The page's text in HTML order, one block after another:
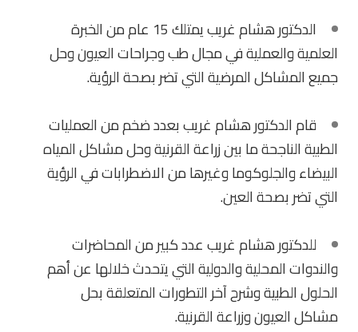
الدكتور هشام غريب يمتلك 15 عام من الخبرة
العلمية والعملية في مجال طب وجراحات العيون وحل
جميع المشاكل المرضية التي تضر بصحة الرؤية.
قام الدكتور هشام غريب بعدد ضخم من العمليات
الطبية الناجحة ما بين زراعة القرنية وحل مشاكل المياه
البيضاء والجلوكوما وغيرها من الاضطرابات في الرؤية
التي تضر بصحة العين.
للدكتور هشام غريب عدد كبير من المحاضرات
والندوات المحلية والدولية التي يتحدث خلالها عن أهم
الحلول الطبية وشرح آخر التطورات المتعلقة بحل
مشاكل العيون وزراعة القرنية.